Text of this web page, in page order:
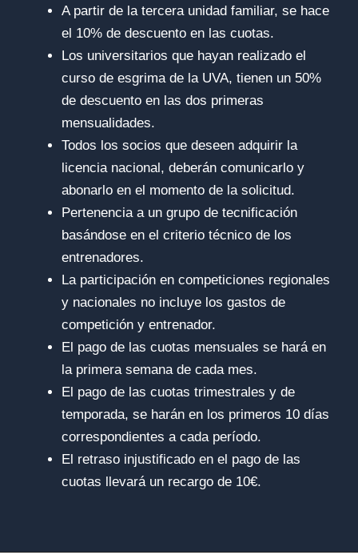
A partir de la tercera unidad familiar, se hace
el 10% de descuento en las cuotas.
Los universitarios que hayan realizado el
curso de esgrima de la UVA, tienen un 50%
de descuento en las dos primeras
mensualidades.
Todos los socios que deseen adquirir la
licencia nacional, deberán comunicarlo y
abonarlo en el momento de la solicitud.
Pertenencia a un grupo de tecnificación
basándose en el criterio técnico de los
entrenadores.
La participación en competiciones regionales
y nacionales no incluye los gastos de
competición y entrenador.
El pago de las cuotas mensuales se hará en
la primera semana de cada mes.
El pago de las cuotas trimestrales y de
temporada, se harán en los primeros 10 días
correspondientes a cada período.
El retraso injustificado en el pago de las
cuotas llevará un recargo de 10€.